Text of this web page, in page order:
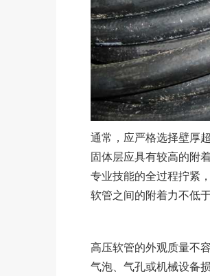
通常，应严格选择壁厚
固体层应具有较高的附
专业技能的全过程拧紧
软管之间的附着力不低
高压软管的外观质量不
气泡、气孔或机械设备